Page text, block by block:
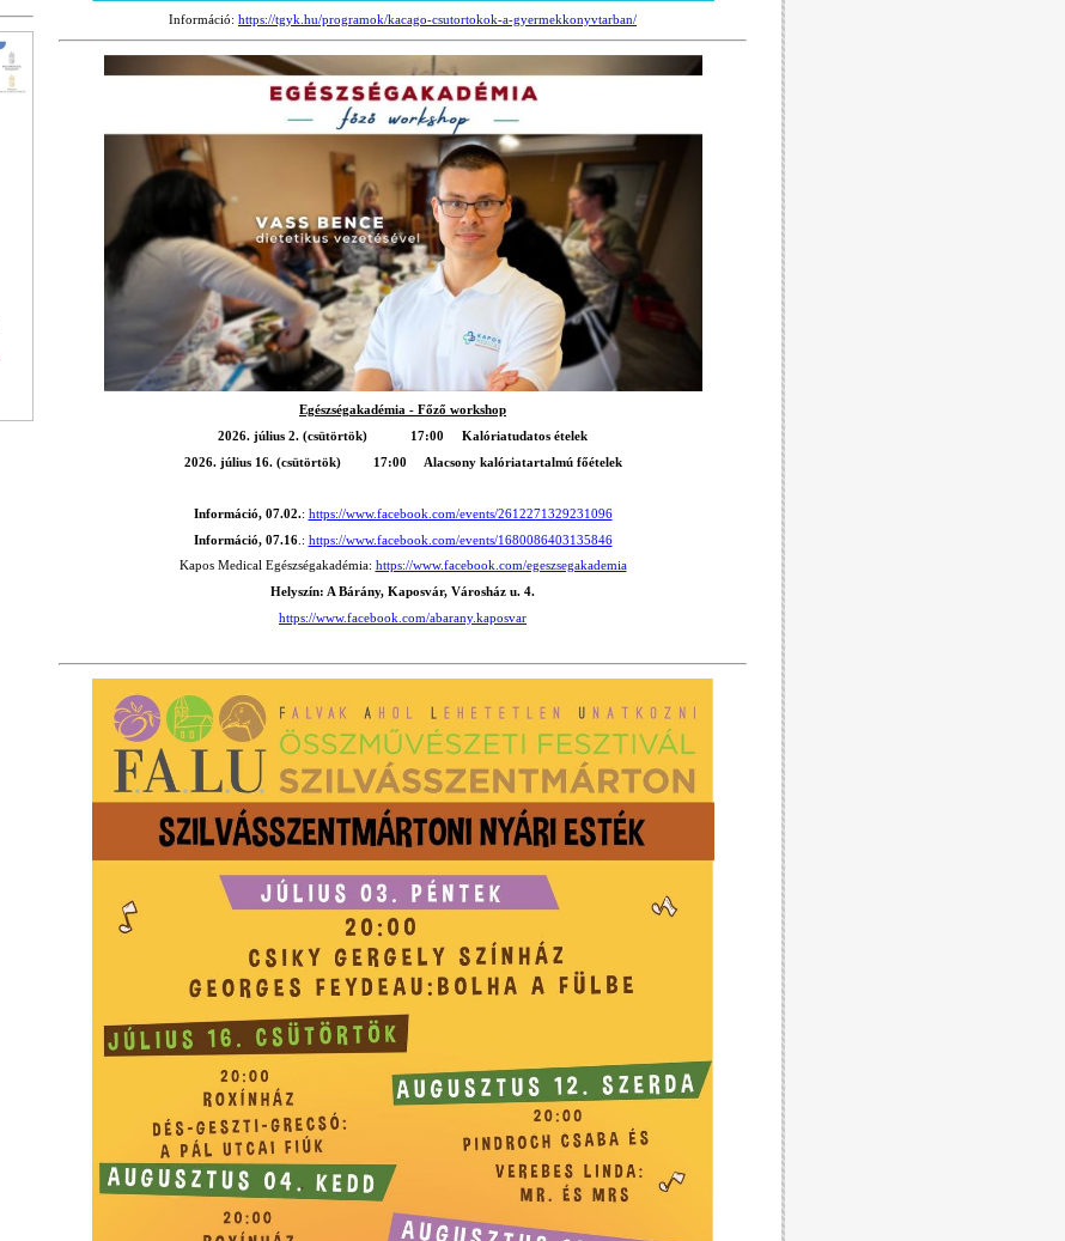
Információ: https://tgyk.hu/programok/kacago-csutortokok-a-gyermekkonyvtarban/
Egészségakadémia - Főző workshop
2026. július 2. (csütörtök) 17:00 Kalóriatudatos ételek
2026. július 16. (csütörtök) 17:00 Alacsony kalóriatartalmú főételek
Információ, 07.02.: https://www.facebook.com/events/2612271329231096
Információ, 07.16.: https://www.facebook.com/events/1680086403135846
Kapos Medical Egészségakadémia: https://www.facebook.com/egeszsegakademia
Helyszín: A Bárány, Kaposvár, Városház u. 4.
https://www.facebook.com/abarany.kaposvar